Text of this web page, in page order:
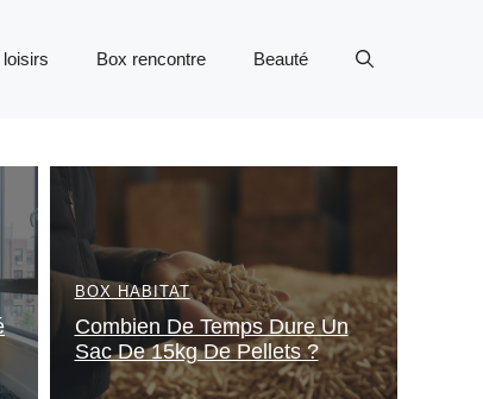
Box rencontre Beauté
BOX HABITAT
Combien De Temps Dure Un
Sac De 15kg De Pellets ?